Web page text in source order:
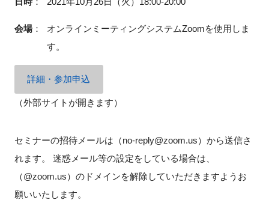
会場：
オンラインミーティングシステムZoomを使用しま
す。
詳細・参加申込
（外部サイトが開きます）
セミナーの招待メールは（no-reply@zoom.us）から送信さ
れます。 迷惑メール等の設定をしている場合は、
（@zoom.us）のドメインを解除していただきますようお
願いいたします。